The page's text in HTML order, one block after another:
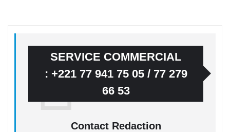
SERVICE COMMERCIAL
: +221 77 941 75 05 / 77 279
66 53
Contact Redaction